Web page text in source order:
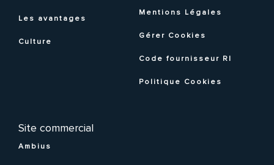
Les avantages
Culture
Site commercial
Ambius
Mentions Légales
Gérer Cookies
Code fournisseur RI
Politique Cookies